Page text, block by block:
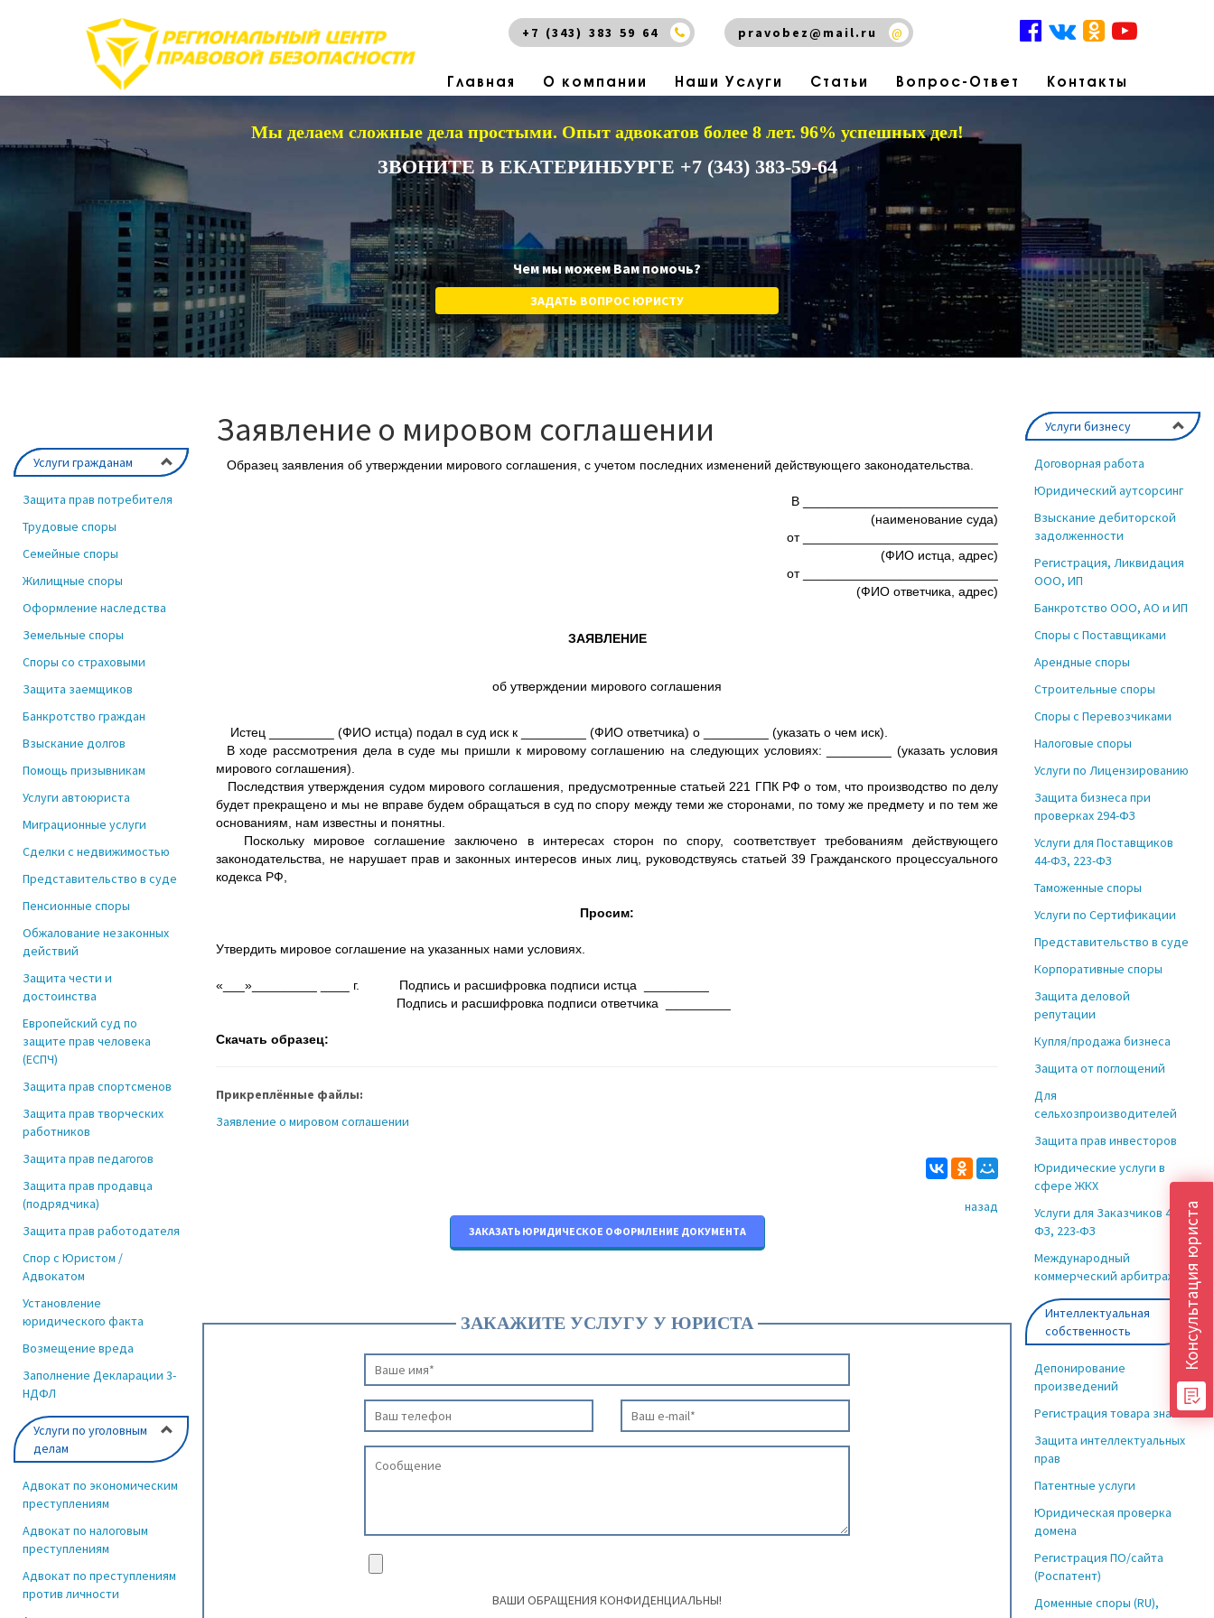
+7 (343) 383 59 64 pravobez@mail.ru @
Главная О компании Наши Услуги Статьи Вопрос-Ответ Контакты
Мы делаем сложные дела простыми. Опыт адвокатов более 8 лет. 96% успешных дел!
ЗВОНИТЕ В ЕКАТЕРИНБУРГЕ +7 (343) 383-59-64
Чем мы можем Вам помочь?
ЗАДАТЬ ВОПРОС ЮРИСТУ
Услуги гражданам
Защита прав потребителя
Трудовые споры
Семейные споры
Жилищные споры
Оформление наследства
Земельные споры
Споры со страховыми
Защита заемщиков
Банкротство граждан
Взыскание долгов
Помощь призывникам
Услуги автоюриста
Миграционные услуги
Сделки с недвижимостью
Представительство в суде
Пенсионные споры
Обжалование незаконных
действий
Защита чести и
достоинства
Европейский суд по
защите прав человека
(ЕСПЧ)
Защита прав спортсменов
Защита прав творческих
работников
Защита прав педагогов
Защита прав продавца
(подрядчика)
Защита прав работодателя
Спор с Юристом /
Адвокатом
Установление
юридического факта
Возмещение вреда
Заполнение Декларации 3-
НДФЛ
Услуги по уголовным
делам
Адвокат по экономическим
преступлениям
Адвокат по налоговым
преступлениям
Адвокат по преступлениям
против личности
Заявление о мировом соглашении
Образец заявления об утверждении мирового соглашения, с учетом последних изменений действующего законодательства.
В ___________________________
(наименование суда)
от ___________________________
(ФИО истца, адрес)
от ___________________________
(ФИО ответчика, адрес)
ЗАЯВЛЕНИЕ
об утверждении мирового соглашения
Истец _________ (ФИО истца) подал в суд иск к _________ (ФИО ответчика) о _________ (указать о чем иск).
В ходе рассмотрения дела в суде мы пришли к мировому соглашению на следующих условиях: _________ (указать условия
мирового соглашения).
Последствия утверждения судом мирового соглашения, предусмотренные статьей 221 ГПК РФ о том, что производство по делу
будет прекращено и мы не вправе будем обращаться в суд по спору между теми же сторонами, по тому же предмету и по тем же
основаниям, нам известны и понятны.
Поскольку мировое соглашение заключено в интересах сторон по спору, соответствует требованиям действующего
законодательства, не нарушает прав и законных интересов иных лиц, руководствуясь статьей 39 Гражданского процессуального
кодекса РФ,
Просим:
Утвердить мировое соглашение на указанных нами условиях.
«___»_________ ____ г. Подпись и расшифровка подписи истца _________
Подпись и расшифровка подписи ответчика _________
Скачать образец:
Прикреплённые файлы:
Заявление о мировом соглашении
назад
ЗАКАЗАТЬ ЮРИДИЧЕСКОЕ ОФОРМЛЕНИЕ ДОКУМЕНТА
ЗАКАЖИТЕ УСЛУГУ У ЮРИСТА
ВАШИ ОБРАЩЕНИЯ КОНФИДЕНЦИАЛЬНЫ!
Услуги бизнесу
Договорная работа
Юридический аутсорсинг
Взыскание дебиторской
задолженности
Регистрация, Ликвидация
ООО, ИП
Банкротство ООО, АО и ИП
Споры с Поставщиками
Арендные споры
Строительные споры
Споры с Перевозчиками
Налоговые споры
Услуги по Лицензированию
Защита бизнеса при
проверках 294-ФЗ
Услуги для Поставщиков
44-ФЗ, 223-ФЗ
Таможенные споры
Услуги по Сертификации
Представительство в суде
Корпоративные споры
Защита деловой
репутации
Купля/продажа бизнеса
Защита от поглощений
Для
сельхозпроизводителей
Защита прав инвесторов
Юридические услуги в
сфере ЖКХ
Услуги для Заказчиков 44-
ФЗ, 223-ФЗ
Международный
коммерческий арбитраж
Интеллектуальная
собственность
Депонирование
произведений
Регистрация товара знака
Защита интеллектуальных
прав
Патентные услуги
Юридическая проверка
домена
Регистрация ПО/сайта
(Роспатент)
Доменные споры (RU),
Консультация юриста